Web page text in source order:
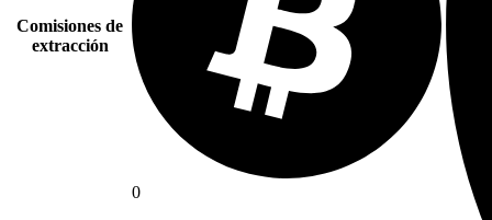
Comisiones de
extracción
0